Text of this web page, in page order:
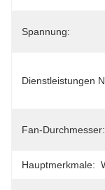
Spannung:
Dienstleistungen
Fan-Durchmesser:
Hauptmerkmale: